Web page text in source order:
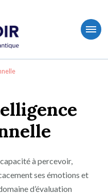
du bien-être – à Asnières-Sur Seine
à percevoir,
ses émotions et
d’évaluation